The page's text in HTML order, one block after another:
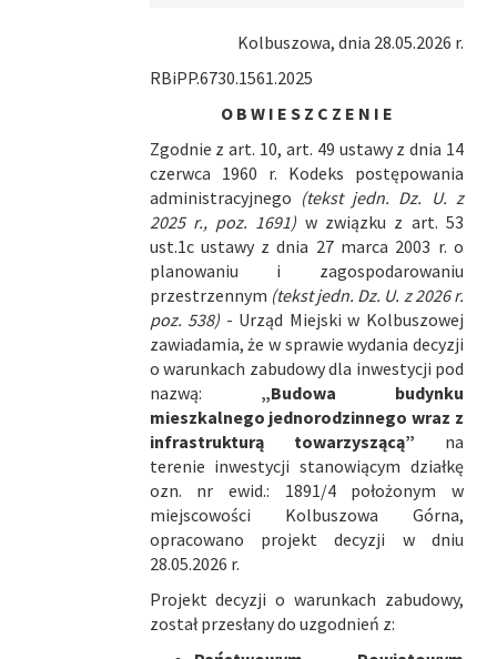
Kolbuszowa, dnia 28.05.2026 r.
RBiPP.6730.1561.2025
O B W I E S Z C Z E N I E
Zgodnie z art. 10, art. 49 ustawy z dnia 14
czerwca 1960 r. Kodeks postępowania
administracyjnego (tekst jedn. Dz. U. z
2025 r., poz. 1691) w związku z art. 53
ust.1c ustawy z dnia 27 marca 2003 r. o
planowaniu i zagospodarowaniu
przestrzennym (tekst jedn. Dz. U. z 2026 r.
poz. 538) - Urząd Miejski w Kolbuszowej
zawiadamia, że w sprawie wydania decyzji
o warunkach zabudowy dla inwestycji pod
nazwą: „Budowa budynku
mieszkalnego jednorodzinnego wraz z
infrastrukturą towarzyszącą” na
terenie inwestycji stanowiącym działkę
ozn. nr ewid.: 1891/4 położonym w
miejscowości Kolbuszowa Górna,
opracowano projekt decyzji w dniu
28.05.2026 r.
Projekt decyzji o warunkach zabudowy,
został przesłany do uzgodnień z: